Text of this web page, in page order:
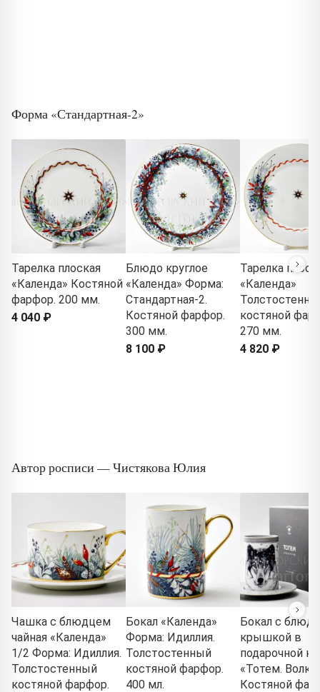
Форма «Стандартная-2»
Тарелка плоская
«Календа» Костяной
фарфор. 200 мм.
4 040 ₽
Блюдо круглое
«Календа» Форма:
Стандартная-2.
Костяной фарфор.
300 мм.
8 100 ₽
Тарелка
«Календа»
костяной
270 мм.
4 820 ₽
Автор росписи — Чистякова Юлия
Чашка с блюдцем
чайная «Календа»
1/2 Форма: Идиллия.
Толстостенный
костяной фарфор.
Бокал «Календа»
Форма: Идиллия.
Толстостенный
костяной фарфор.
400 мл.
Бокал с
крышкой в
подарочной
«Тотем. Волк»
Костяной